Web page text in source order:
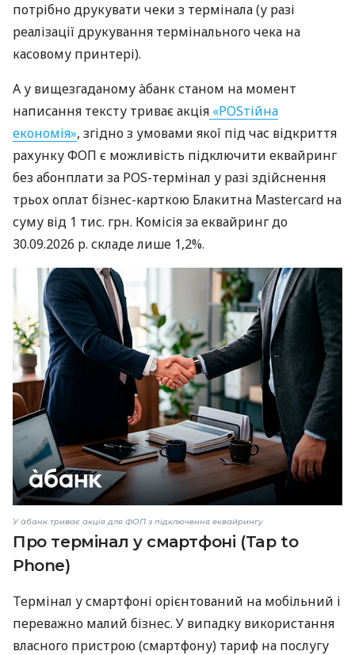
потрібно друкувати чеки з термінала (у разі
реалізації друкування термінального чека на
касовому принтері).
А у вищезгаданому àбанк станом на момент
написання тексту триває акція «POSтійна
економія», згідно з умовами якої під час відкриття
рахунку ФОП є можливість підключити еквайринг
без абонплати за POS-термінал у разі здійснення
трьох оплат бізнес-карткою Блакитна Mastercard на
суму від 1 тис. грн. Комісія за еквайринг до
30.09.2026 р. складе лише 1,2%.
У àбанк триває акція для ФОП з підключення еквайрингу
Про термінал у смартфоні (Tap to
Phone)
Термінал у смартфоні орієнтований на мобільний і
переважно малий бізнес. У випадку використання
власного пристрою (смартфону) тариф на послугу